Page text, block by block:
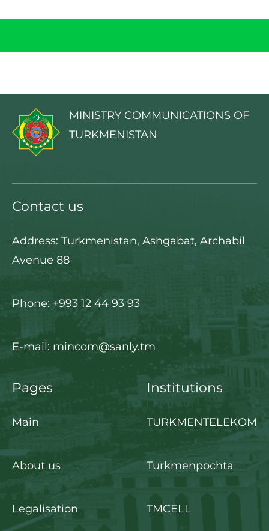
MINISTRY COMMUNICATIONS OF
TURKMENISTAN
Contact us
Address: Turkmenistan, Ashgabat, Archabil
Avenue 88
Phone: +993 12 44 93 93
E-mail: mincom@sanly.tm
Pages
Main
About us
Legalisation
Institutions
TURKMENTELEKOM
Turkmenpochta
TMCELL